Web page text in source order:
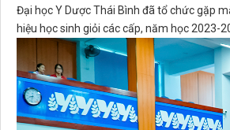
Đại học Y Dược Thái Bình đã tổ chức gặp
hiệu học sinh giỏi các cấp, năm học 2023-